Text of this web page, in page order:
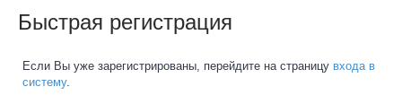
Быстрая регистрация
Если Вы уже зарегистрированы, перейдите на страницу входа в
систему.